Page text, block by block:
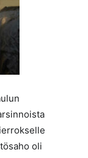
oli